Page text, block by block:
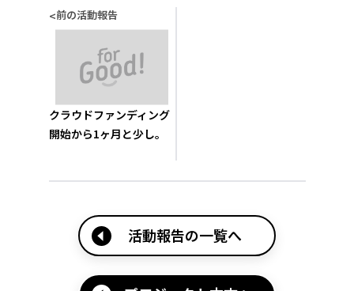
<前の活動報告
クラウドファンディング
開始から1ヶ月と少し。
活動報告の一覧へ